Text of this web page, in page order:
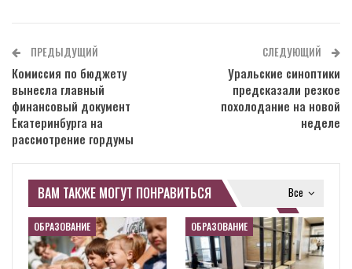
ПРЕДЫДУЩИЙ
Комиссия по бюджету
вынесла главный
финансовый документ
Екатеринбурга на
рассмотрение гордумы
СЛЕДУЮЩИЙ
Уральские синоптики
предсказали резкое
похолодание на новой
неделе
Все
ВАМ ТАКЖЕ МОГУТ ПОНРАВИТЬСЯ
ОБРАЗОВАНИЕ ОБРАЗОВАНИЕ